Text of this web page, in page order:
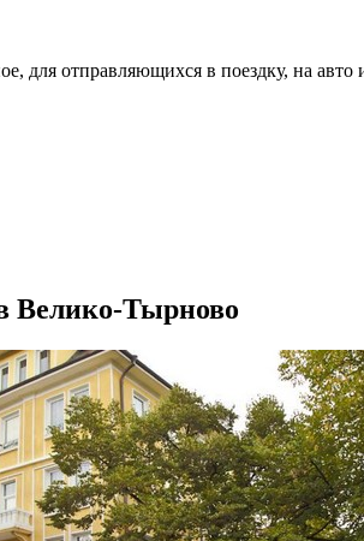
для отправляющихся в поездку, на
Велико-Тырново